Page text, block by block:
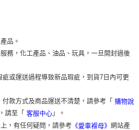
品。
務，化工產品、油品、玩具，一旦開封過後
或運送過程導致新品瑕疵，到貨7日內可更
款方式及商品運送不清楚，請參考「 購物說
請至「 客服中心 」。
，有任何疑問，請參考 《愛車褓母》 網站產